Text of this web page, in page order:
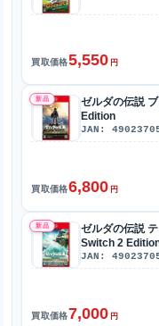
買取価格5,550 円
新品
ゼルダの伝説
Edition
JAN:
買取価格6,800 円
新品
ゼルダの伝説
Switch 2
JAN:
買取価格7,000 円